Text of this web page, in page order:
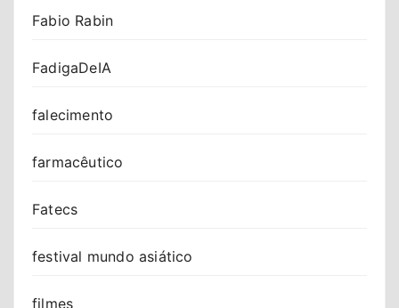
Fabio Rabin
FadigaDeIA
falecimento
farmacêutico
Fatecs
festival mundo asiático
filmes